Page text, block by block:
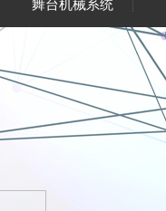
舞台机械系统